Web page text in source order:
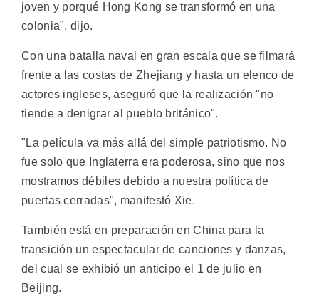
joven y porqué Hong Kong se transformó en una
colonia", dijo.
Con una batalla naval en gran escala que se filmará
frente a las costas de Zhejiang y hasta un elenco de
actores ingleses, aseguró que la realización "no
tiende a denigrar al pueblo británico".
"La película va más allá del simple patriotismo. No
fue solo que Inglaterra era poderosa, sino que nos
mostramos débiles debido a nuestra política de
puertas cerradas", manifestó Xie.
También está en preparación en China para la
transición un espectacular de canciones y danzas,
del cual se exhibió un anticipo el 1 de julio en
Beijing.